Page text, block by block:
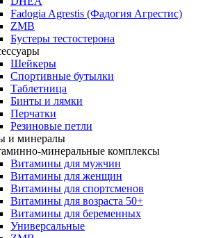
Fadogia Agrestis (Фадогия Агрестис)
ZMB
Бустеры тестостерона
Шейкеры
Спортивные бутылки
Таблетница
Бинты и лямки
Перчатки
Резиновые петли
и минералы
минеральные комплексы
Витамины для мужчин
Витамины для женщин
Витамины для спортсменов
Витамины для возраста 50+
Витамины для беременных
Универсальные